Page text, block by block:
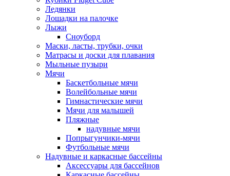
Ледянки
Лошадки на палочке
Лыжи
Сноуборд
Маски, ласты, трубки, очки
Матрасы и доски для плавания
Мыльные пузыри
Мячи
Баскетбольные мячи
Волейбольные мячи
Гимнастические мячи
Мячи для малышей
Пляжные
надувные мячи
Попрыгунчики-мячи
Футбольные мячи
Надувные и каркасные бассейны
Аксессуары для бассейнов